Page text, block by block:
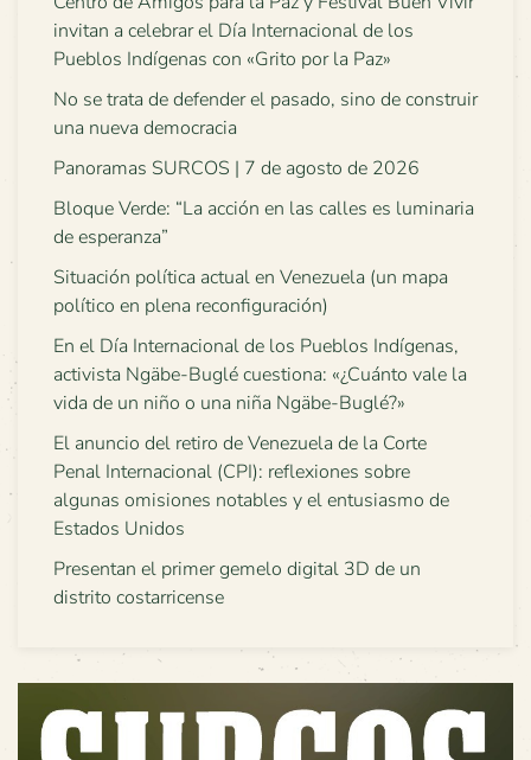
invitan a celebrar el Día Internacional de los
Pueblos Indígenas con «Grito por la Paz»
No se trata de defender el pasado, sino de construir
una nueva democracia
Panoramas SURCOS | 7 de agosto de 2026
Bloque Verde: “La acción en las calles es luminaria
de esperanza”
Situación política actual en Venezuela (un mapa
político en plena reconfiguración)
En el Día Internacional de los Pueblos Indígenas,
activista Ngäbe-Buglé cuestiona: «¿Cuánto vale la
vida de un niño o una niña Ngäbe-Buglé?»
El anuncio del retiro de Venezuela de la Corte
Penal Internacional (CPI): reflexiones sobre
algunas omisiones notables y el entusiasmo de
Estados Unidos
Presentan el primer gemelo digital 3D de un
distrito costarricense